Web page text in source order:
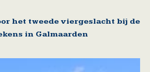
het tweede viergeslacht bij de
in Galmaarden